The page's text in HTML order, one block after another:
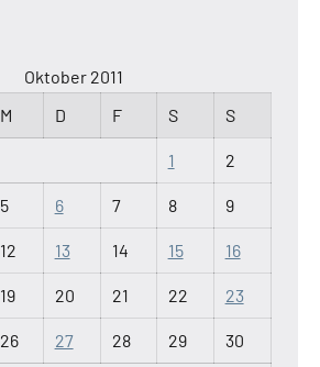
Oktober 2011
M D F S S
1 2
5 6 7 8 9
12 13 14 15 16
19 20 21 22 23
26 27 28 29 30